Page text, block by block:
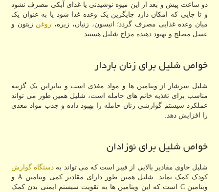
دو ساعت پیش و بعد از این میوه نوشیدنی یا غذای آبکی مصرف نشود
و تا جایی که امکان دارد جایگزین یک وعده غذا شود یا به عنوان یک
میان وعده غذایی مصرف گردد؛ انیسون، زنیان، زیره، روغن زیتون و
عسل مصلح و بهبود دهنده مزاج شلیل هستند.
خواص شلیل برای زنان باردار
شلیل سرشار از ویتامین ها و مواد مغذی است و بنابراین یک گزینه
مناسب برای تغذیه خانم های حامله است، شلیل همین طور می تواند
عملکرد سیستم گوارشی زنان حامله را بهبود داده و جذب مواد مغذی
را افزایش دهد.
خواص شلیل برای نوزادان
شلیل حاوی مقادیر بالایی از فیبر است که می تواند به دستگاه گوارش
کودک کمک نماید. شلیل همین طور دارای مقادیر کمی ویتامین A و
ویتامین C است که این ویتامین ها به تقویت سیستم ایمنی بدن کمک